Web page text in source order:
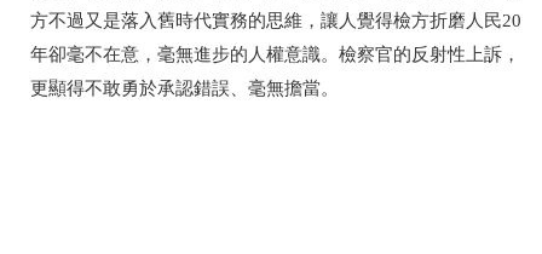
方不過又是落入舊時代實務的思維，讓人覺得檢方折磨人民20
年卻毫不在意，毫無進步的人權意識。檢察官的反射性上訴，
更顯得不敢勇於承認錯誤、毫無擔當。